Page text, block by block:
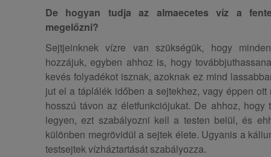
De hogyan tudja az almaecetes víz a
megelőzni?
Sejtjeinknek vízre van szükségük, hogy
hozzájuk, egyben ahhoz is, hogy
kevés folyadékot isznak, azoknak ez mind
jut el a táplálék időben a sejtekhez, vagy éppen
hosszú távon az életfunkciójukat. De ahhoz, hogy
legyen, ezt szabályozni kell a testen belül, és
különben megrövidül a sejtek élete. Ugyanis a
testsejtek vízháztartását szabályozza.